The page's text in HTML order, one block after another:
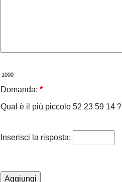
Domanda: *
Qual è il più piccolo 52 23 59 14 ?
Inserisci la risposta: